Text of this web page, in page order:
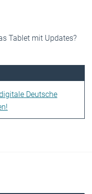
Tablet mit Updates?
Deutsche